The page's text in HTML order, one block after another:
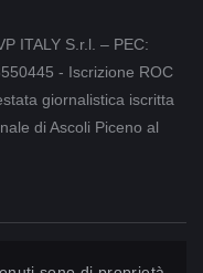
ITALY S.r.l. – PEC:
- Iscrizione ROC
giornalistica iscritta
di Ascoli Piceno al